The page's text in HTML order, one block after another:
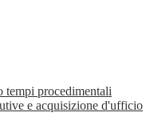
tempi procedimentali
e acquisizione d'ufficio